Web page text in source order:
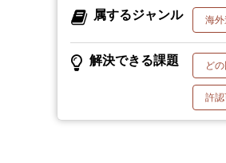
属するジャンル 海
解決できる課題 ど
許